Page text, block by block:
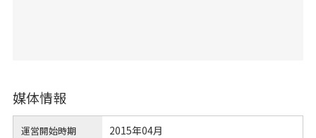
媒体情報
運営開始時期 2015年04月